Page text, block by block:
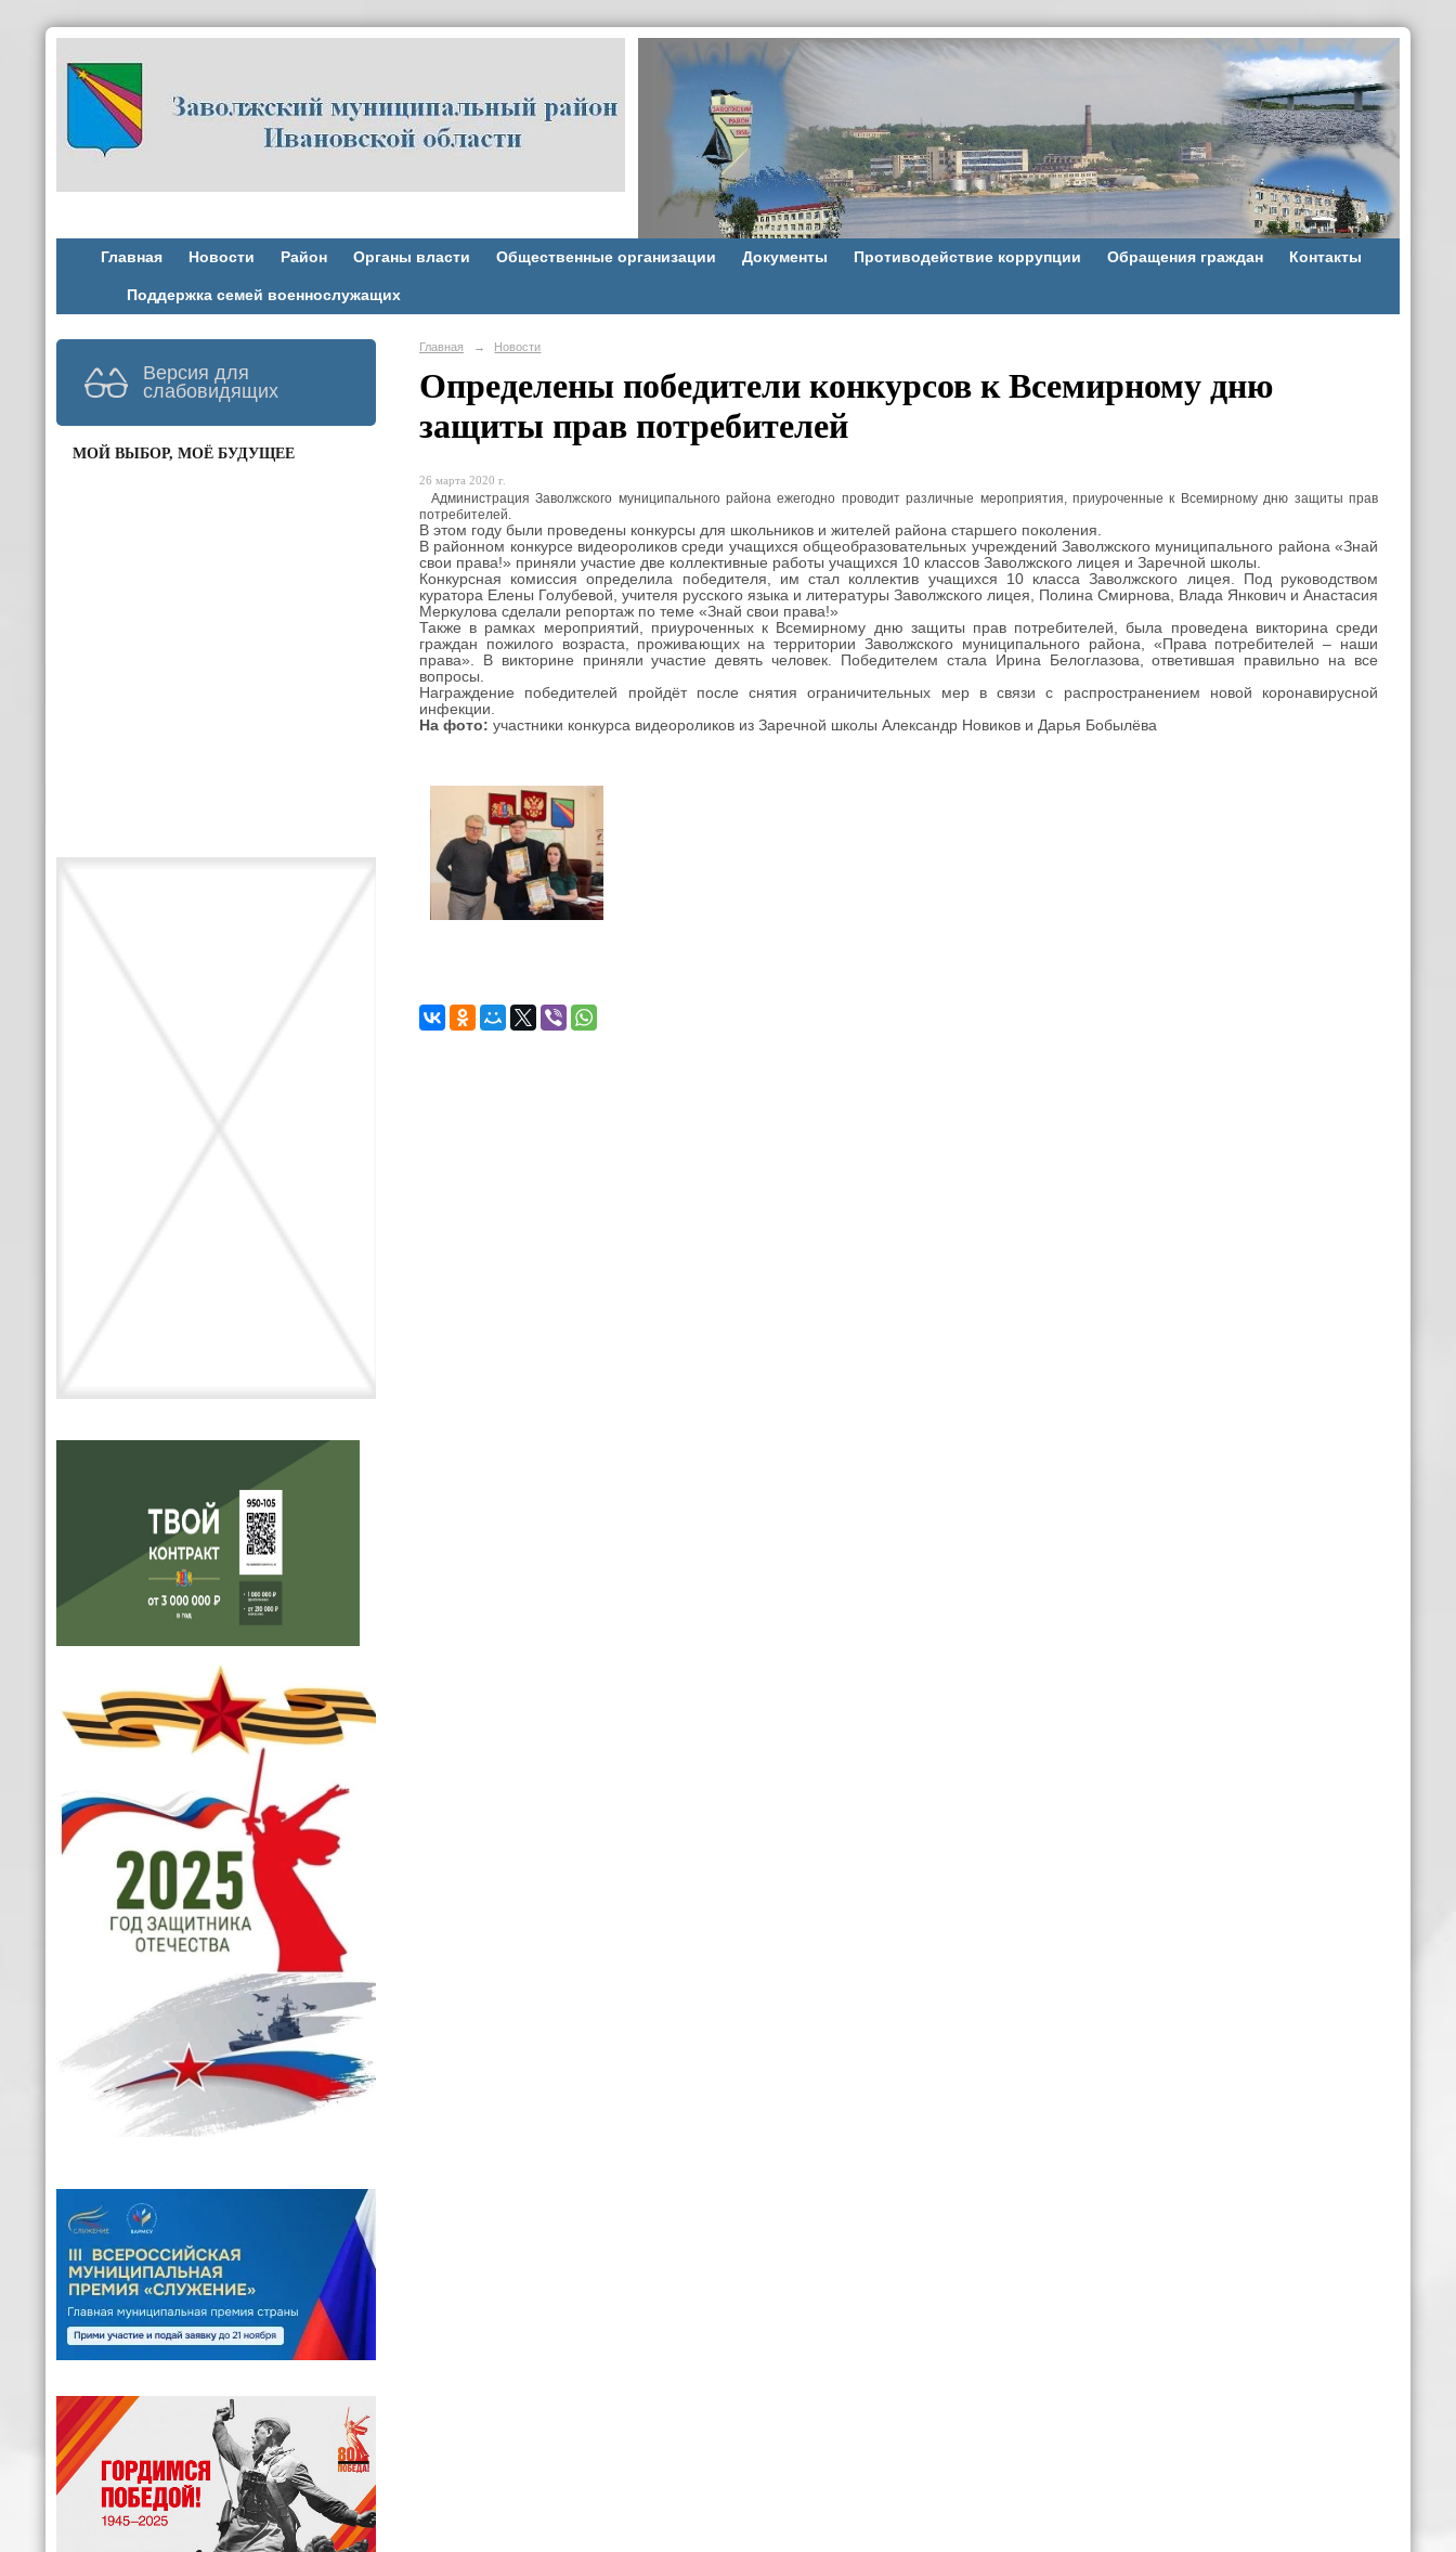
Главная Новости Район Органы власти Общественные организации Документы Противодействие коррупции Обращения граждан Контакты
Поддержка семей военнослужащих
Версия для
слабовидящих
МОЙ ВЫБОР, МОЁ БУДУЩЕЕ
Главная → Новости
Определены победители конкурсов к Всемирному дню
защиты прав потребителей
26 марта 2020 г.
Администрация Заволжского муниципального района ежегодно проводит различные мероприятия, приуроченные к Всемирному дню защиты прав
потребителей.
В этом году были проведены конкурсы для школьников и жителей района старшего поколения.
В районном конкурсе видеороликов среди учащихся общеобразовательных учреждений Заволжского муниципального района «Знай
свои права!» приняли участие две коллективные работы учащихся 10 классов Заволжского лицея и Заречной школы.
Конкурсная комиссия определила победителя, им стал коллектив учащихся 10 класса Заволжского лицея. Под руководством
куратора Елены Голубевой, учителя русского языка и литературы Заволжского лицея, Полина Смирнова, Влада Янкович и Анастасия
Меркулова сделали репортаж по теме «Знай свои права!»
Также в рамках мероприятий, приуроченных к Всемирному дню защиты прав потребителей, была проведена викторина среди
граждан пожилого возраста, проживающих на территории Заволжского муниципального района, «Права потребителей – наши
права». В викторине приняли участие девять человек. Победителем стала Ирина Белоглазова, ответившая правильно на все
вопросы.
Награждение победителей пройдёт после снятия ограничительных мер в связи с распространением новой коронавирусной
инфекции.
На фото: участники конкурса видеороликов из Заречной школы Александр Новиков и Дарья Бобылёва